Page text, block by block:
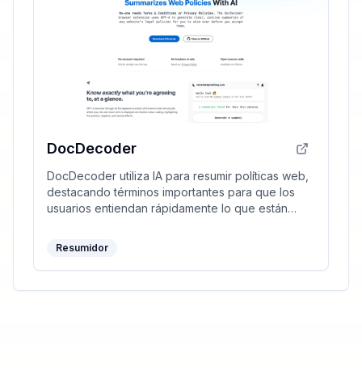
DocDecoder
DocDecoder utiliza IA para resumir políticas web,
destacando términos importantes para que los
usuarios entiendan rápidamente lo que están
Resumidor